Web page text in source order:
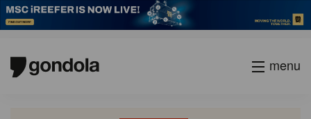
menu